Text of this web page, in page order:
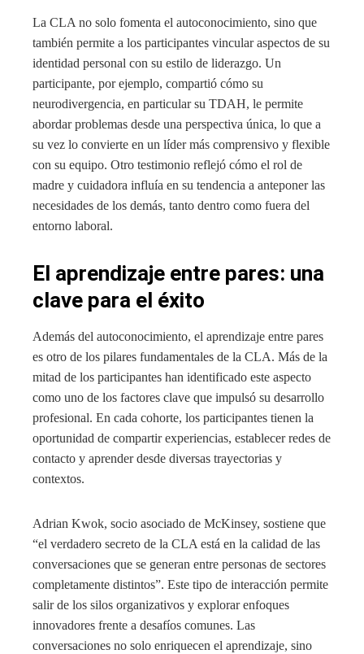
La CLA no solo fomenta el autoconocimiento, sino que
también permite a los participantes vincular aspectos de su
identidad personal con su estilo de liderazgo. Un
participante, por ejemplo, compartió cómo su
neurodivergencia, en particular su TDAH, le permite
abordar problemas desde una perspectiva única, lo que a
su vez lo convierte en un líder más comprensivo y flexible
con su equipo. Otro testimonio reflejó cómo el rol de
madre y cuidadora influía en su tendencia a anteponer las
necesidades de los demás, tanto dentro como fuera del
entorno laboral.
El aprendizaje entre pares: una
clave para el éxito
Además del autoconocimiento, el aprendizaje entre pares
es otro de los pilares fundamentales de la CLA. Más de la
mitad de los participantes han identificado este aspecto
como uno de los factores clave que impulsó su desarrollo
profesional. En cada cohorte, los participantes tienen la
oportunidad de compartir experiencias, establecer redes de
contacto y aprender desde diversas trayectorias y
contextos.
Adrian Kwok, socio asociado de McKinsey, sostiene que
“el verdadero secreto de la CLA está en la calidad de las
conversaciones que se generan entre personas de sectores
completamente distintos”. Este tipo de interacción permite
salir de los silos organizativos y explorar enfoques
innovadores frente a desafíos comunes. Las
conversaciones no solo enriquecen el aprendizaje, sino